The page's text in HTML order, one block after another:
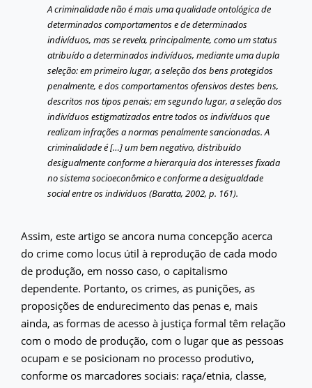
A criminalidade não é mais uma qualidade ontológica de
determinados comportamentos e de determinados
indivíduos, mas se revela, principalmente, como um status
atribuído a determinados indivíduos, mediante uma dupla
seleção: em primeiro lugar, a seleção dos bens protegidos
penalmente, e dos comportamentos ofensivos destes bens,
descritos nos tipos penais; em segundo lugar, a seleção dos
indivíduos estigmatizados entre todos os indivíduos que
realizam infrações a normas penalmente sancionadas. A
criminalidade é […] um bem negativo, distribuído
desigualmente conforme a hierarquia dos interesses fixada
no sistema socioeconômico e conforme a desigualdade
social entre os indivíduos (Baratta, 2002, p. 161).
Assim, este artigo se ancora numa concepção acerca
do crime como locus útil à reprodução de cada modo
de produção, em nosso caso, o capitalismo
dependente. Portanto, os crimes, as punições, as
proposições de endurecimento das penas e, mais
ainda, as formas de acesso à justiça formal têm relação
com o modo de produção, com o lugar que as pessoas
ocupam e se posicionam no processo produtivo,
conforme os marcadores sociais: raça/etnia, classe,